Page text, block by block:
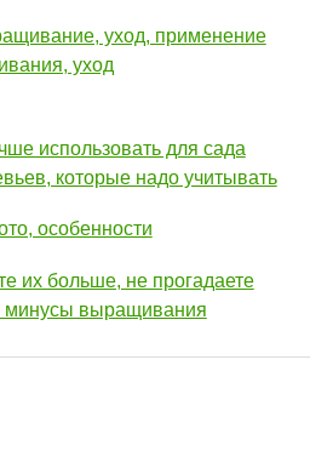
уход, применение
уход
использовать для сада
которые надо учитывать
особенности
их больше, не прогадаете
минусы выращивания